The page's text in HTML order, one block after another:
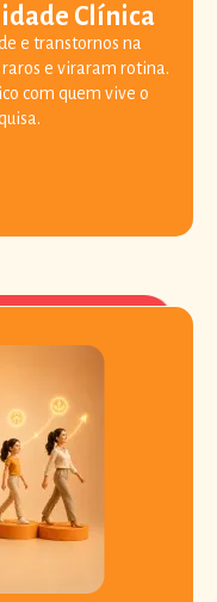
Clínica
e transtornos na
e viraram rotina.
com quem vive o